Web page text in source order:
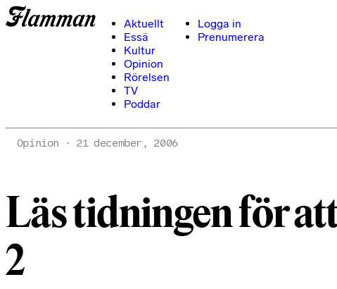
Aktuellt
Essä
Kultur
Opinion
Rörelsen
TV
Poddar
Logga in
Prenumerera
Opinion 21 december, 2006
Läs tidningen för
2